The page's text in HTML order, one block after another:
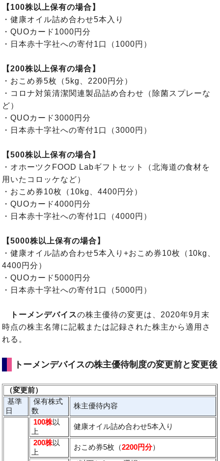
【100株以上保有の場合】
・健康オイル詰め合わせ5本入り
・QUOカード1000円分
・日本赤十字社への寄付1口（1000円）
【200株以上保有の場合】
・おこめ券5枚（5kg、2200円分）
・コロナ対策清潔関連製品詰め合わせ（除菌スプレーな
ど）
・QUOカード3000円分
・日本赤十字社への寄付1口（3000円）
【500株以上保有の場合】
・オホーツクFOOD Labギフトセット（北海道の食材を
用いたコロッケなど）
・おこめ券10枚（10kg、4400円分）
・QUOカード4000円分
・日本赤十字社への寄付1口（4000円）
【5000株以上保有の場合】
・健康オイル詰め合わせ5本入り+おこめ券10枚（10kg、
4400円分）
・QUOカード5000円分
・日本赤十字社への寄付1口（5000円）
トーメンデバイスの株主優待の変更は、2020年9月末
時点の株主名簿に記載または記録された株主から適用さ
れる。
トーメンデバイスの株主優待制度の変更前と変更後
（変更前）
基準
日
保有株式
数
株主優待内容
100株以
上
健康オイル詰め合わせ5本入り
200株以
上
おこめ券5枚（2200円分）